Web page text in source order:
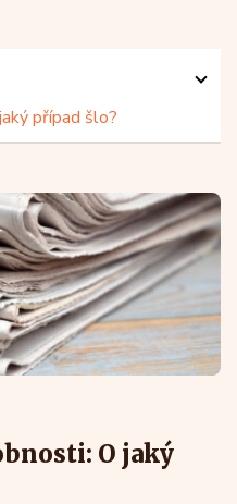
případ šlo?
O jaký